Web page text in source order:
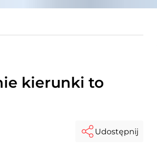
kierunki to
Udostępnij